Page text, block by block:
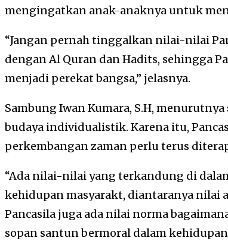
mengingatkan anak-anaknya untuk
“Jangan pernah tinggalkan nilai-nilai
dengan Al Quran dan Hadits, sehingga
menjadi perekat bangsa,” jelasnya.
Sambung Iwan Kumara, S.H,
budaya individualistik. Karena itu,
perkembangan zaman perlu terus
“Ada nilai-nilai yang terkandung di
kehidupan masyarakt, diantaranya nilai
Pancasila juga ada nilai norma
sopan santun bermoral dalam